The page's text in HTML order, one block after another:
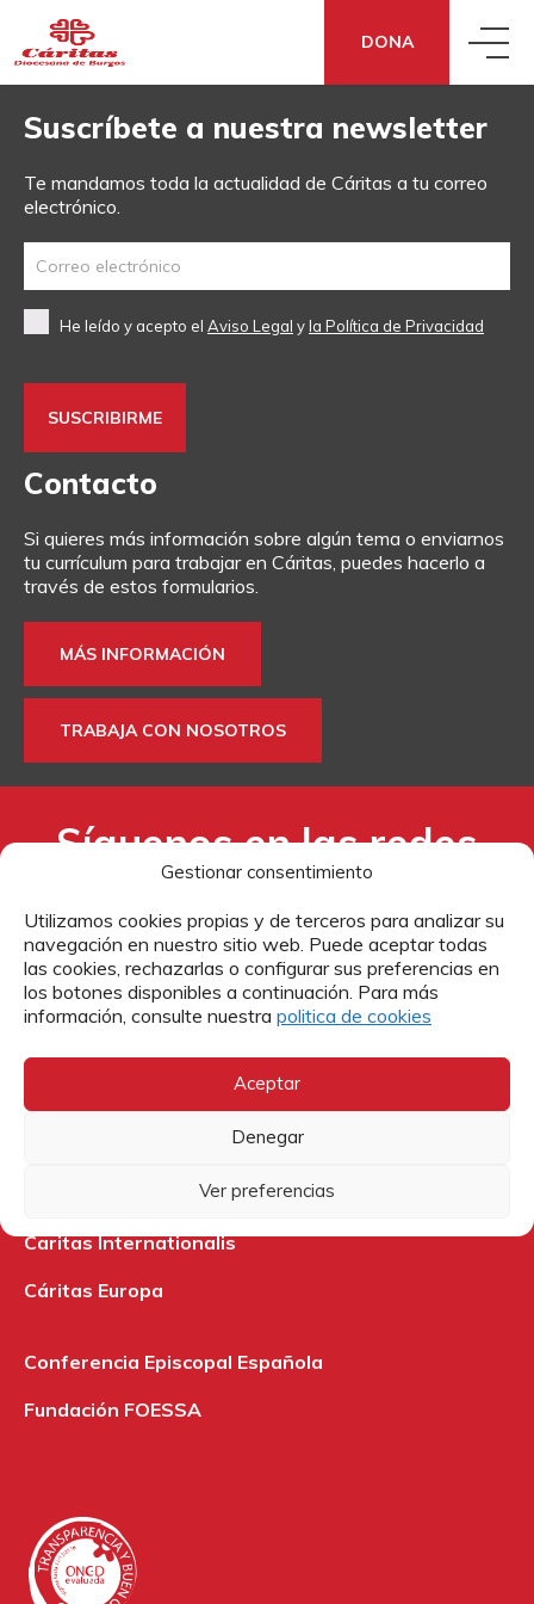
Gestionar consentimiento
Utilizamos cookies propias y de terceros para analizar su
navegación en nuestro sitio web. Puede aceptar todas
las cookies, rechazarlas o configurar sus preferencias en
los botones disponibles a continuación. Para más
información, consulte nuestra politica de cookies
Aceptar
Denegar
Ver preferencias
DONA
BUSCADOR
ACCESO PARA USUARIOS
QUIÉNES SOMOS
CONOCE CÁRITAS
DÓNDE ESTAMOS
TRANSPARENCIA
CÓMO NOS FINANCIAMOS
QUÉ HACEMOS
ACCIÓN SOCIAL
ECONOMÍA SOCIAL Y SOLIDARIA
COOPERACIÓN FRATERNA
QUÉ DECIMOS
NOTICIAS
FORMACIÓN
QUÉ PUEDES HACER TÚ
HAZTE VOLUNTARIO
HERENCIAS Y LEGADOS
TE AYUDAMOS
DONA
Suscríbete a nuestra newsletter
Te mandamos toda la actualidad de Cáritas a tu correo
electrónico.
He leído y acepto el Aviso Legal yla Política de Privacidad
Contacto
Si quieres más información sobre algún tema o enviarnos
tu currículum para trabajar en Cáritas, puedes hacerlo a
través de estos formularios.
MÁS INFORMACIÓN
TRABAJA CON NOSOTROS
Síguenos en las redes
sociales:
Archidiócesis de Burgos
Caritas Internationalis
Cáritas Europa
Conferencia Episcopal Española
Fundación FOESSA